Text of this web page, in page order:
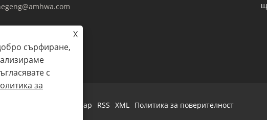
Sitemap RSS XML
Политика за поверителност
X
сърфиране,
с
за